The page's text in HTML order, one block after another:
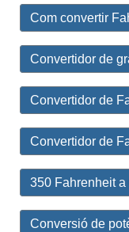
Com convertir
Convertidor de
Convertidor de
Convertidor de
350 Fahrenheit
Conversió de